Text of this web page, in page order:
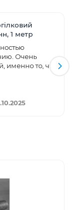
1 метр
Очень
то, что